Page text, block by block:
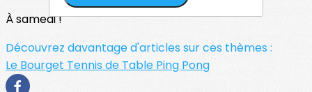
À samedi !
Découvrez davantage d'articles sur ces thèmes :
Le Bourget Tennis de Table Ping Pong